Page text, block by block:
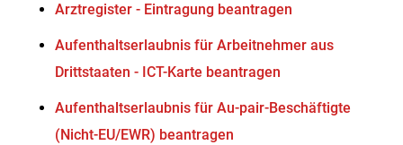
Arztregister - Eintragung beantragen
Aufenthaltserlaubnis für Arbeitnehmer aus
Drittstaaten - ICT-Karte beantragen
Aufenthaltserlaubnis für Au-pair-Beschäftigte
(Nicht-EU/EWR) beantragen